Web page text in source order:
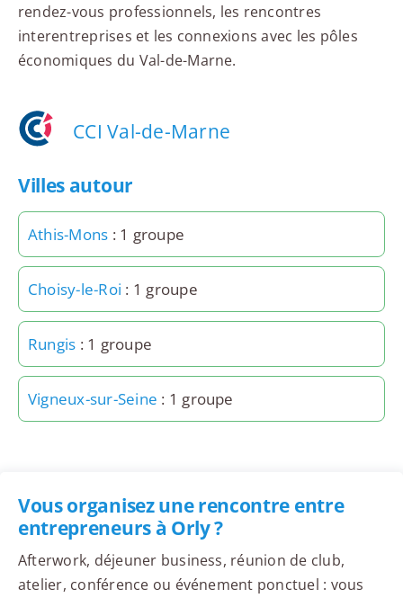
rendez-vous professionnels, les rencontres
interentreprises et les connexions avec les pôles
économiques du Val-de-Marne.
CCI Val-de-Marne
Villes autour
Athis-Mons : 1 groupe
Choisy-le-Roi : 1 groupe
Rungis : 1 groupe
Vigneux-sur-Seine : 1 groupe
Vous organisez une rencontre entre
entrepreneurs à Orly ?
Afterwork, déjeuner business, réunion de club,
atelier, conférence ou événement ponctuel : vous